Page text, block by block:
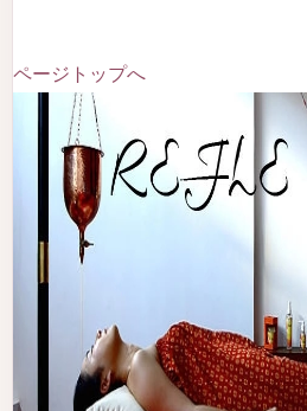
ページトップへ